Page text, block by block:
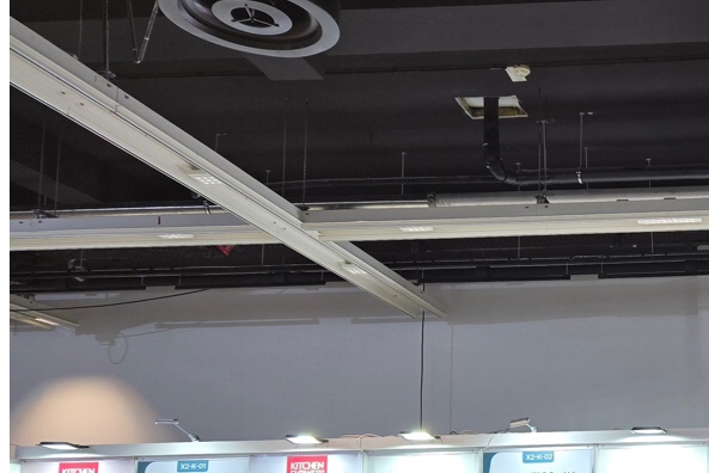
고화질 스탠드형
스탠드형
큐브형
벽걸이 & 행잉형
돌출형
설치형 전광판
안내 전광판
매쉬형 전광판
제품별 활용사례
견적 및 제휴 문의
제품 견적문의
제휴문의
A/S안내
월간 Dflux
Shop